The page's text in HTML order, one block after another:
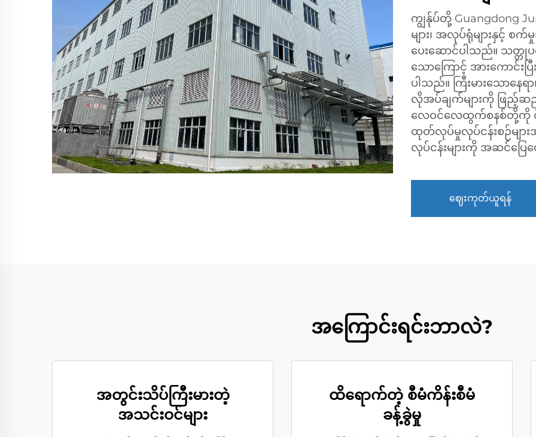
ကျွန်ုပ်တို့ Guangdong
များ၊ အလုပ်ရုံများနှင့်
ပေးဆောင်ပါသည်။ သတ္တု
သောကြောင့် အားကောင်း
ပါသည်။ ကြီးမားသောနေရ
လိုအပ်ချက်များကို ဖြည့်ဆည်
လေဝင်လေထွက်စနစ်တို့ကို စိ
ထုတ်လုပ်မှုလုပ်ငန်းစဉ်မျာ
လုပ်ငန်းများကို အဆင်ပြေ
ဈေးကုတ်ယူရန်
အကြောင်းရင်းဘာလဲ?
အတွင်းသိပ်ကြီးမားတဲ့
အသင်းဝင်များ
ထိရောက်တဲ့ စီမံကိန်းစီမံ
ခန့်ခွဲမှု